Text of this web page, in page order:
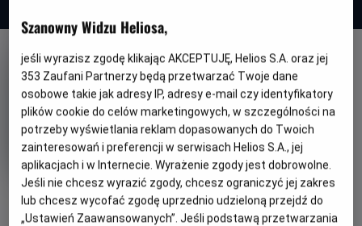
WERSJA JĘZYKOWA UA
OBSERWUJ
Vykradena pryntsesa: Ruslan i
Liudmyla - UA
Oryginalny
tytuł
Vykradena pryntsesa: Ruslan i Liudmyla
Animowany
Minimalny
wiek
Od 7 lat
Czas
trwania
91 min
Kraj
i
rok
produkcji
Ukraina (2018)
Szanowny Widzu Heliosa,
jeśli wyrazisz zgodę klikając AKCEPTUJĘ, Helios S.A. oraz jej
353 Zaufani Partnerzy będą przetwarzać Twoje dane
osobowe takie jak adresy IP, adresy e-mail czy identyfikatory
plików cookie do celów marketingowych, w szczególności na
potrzeby wyświetlania reklam dopasowanych do Twoich
zainteresowań i preferencji w serwisach Helios S.A., jej
aplikacjach i w Internecie. Wyrażenie zgody jest dobrowolne.
Jeśli nie chcesz wyrazić zgody, chcesz ograniczyć jej zakres
lub chcesz wycofać zgodę uprzednio udzieloną przejdź do
„Ustawień Zaawansowanych”. Jeśli podstawą przetwarzania